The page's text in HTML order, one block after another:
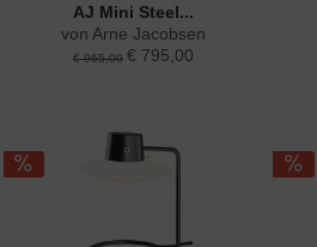
AJ Mini Steel...
von Arne Jacobsen
€ 965,00 € 795,00